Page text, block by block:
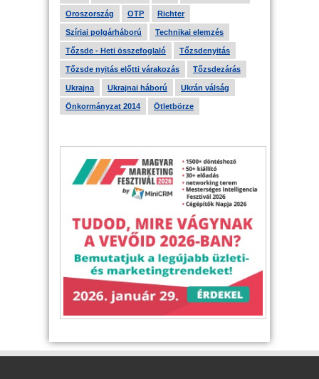
Oroszország OTP Richter
Szíriai polgárháború Technikai elemzés
Tőzsde - Heti összefoglaló Tőzsdenyitás
Tőzsde nyitás előtti várakozás Tőzsdezárás
Ukrajna Ukrajnai háború Ukrán válság
Önkormányzat 2014 Ötletbörze